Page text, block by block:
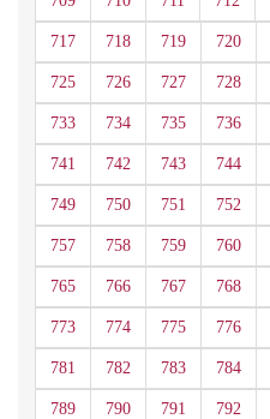
717 718 719 720
725 726 727 728
733 734 735 736
741 742 743 744
749 750 751 752
757 758 759 760
765 766 767 768
773 774 775 776
781 782 783 784
789 790 791 792